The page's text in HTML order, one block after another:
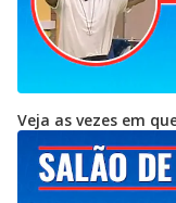
Veja as vezes em